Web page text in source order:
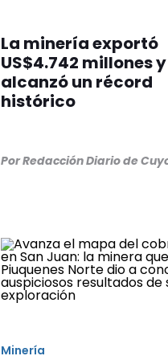
La minería exportó
US$4.742 millones y
alcanzó un récord
histórico
Por Redacción Diario de
Minería